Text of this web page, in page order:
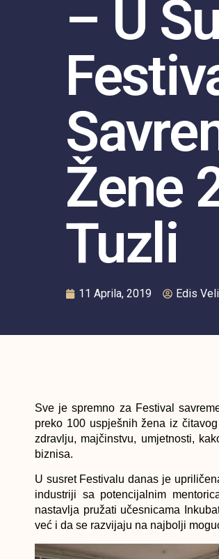
– U
Žene
Tuzli
11 Aprila, 2019 Edis
Sve je spremno za Festival
preko 100 uspješnih žena iz
zdravlju, majčinstvu, umjetnosti,
biznisa.
U susret Festivalu danas je
industriji sa potencijalnim
nastavlja pružati učesnicama
već i da se razvijaju na najbolji